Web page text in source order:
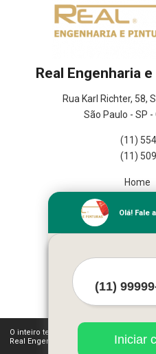
Real Engenharia
Rua Karl Richter, 58,
São Paulo - SP
(11)
(11)
Home
Missão
Mapa
O inteiro teor deste site está sujeito à
Real Engenharia e Pinturas em Geral
Olá! Fale
Iniciar